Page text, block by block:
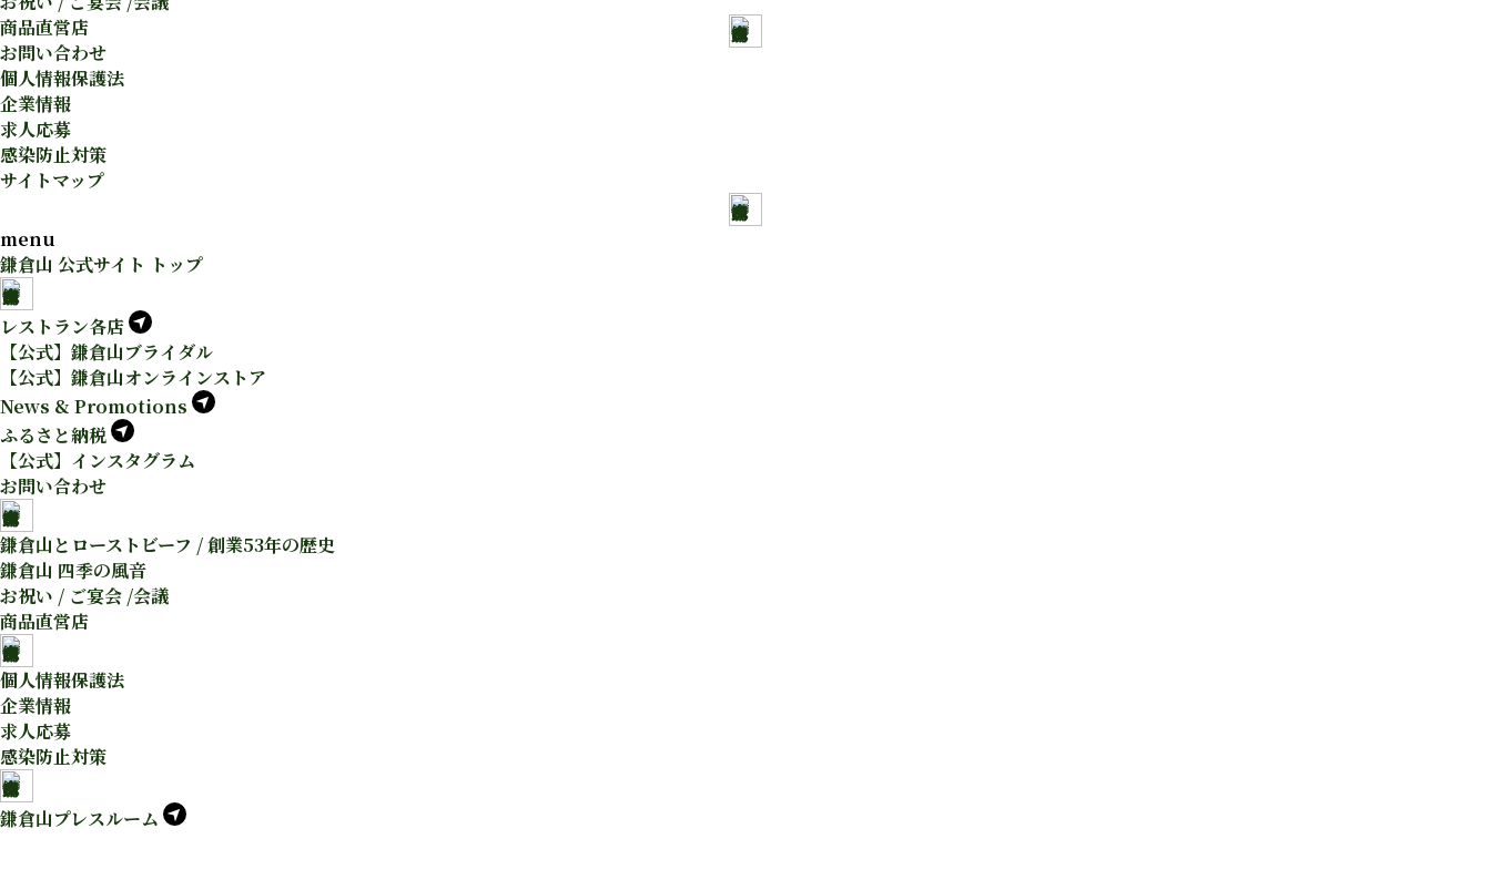
商品直営店
お問い合わせ
個人情報保護法
企業情報
求人応募
感染防止対策
サイトマップ
menu
鎌倉山 公式サイト トップ
レストラン各店
【公式】鎌倉山ブライダル
【公式】鎌倉山オンラインストア
News & Promotions
ふるさと納税
【公式】インスタグラム
お問い合わせ
鎌倉山とローストビーフ / 創業53年の歴史
鎌倉山 四季の風音
お祝い / ご宴会 /会議
商品直営店
個人情報保護法
企業情報
求人応募
感染防止対策
鎌倉山プレスルーム